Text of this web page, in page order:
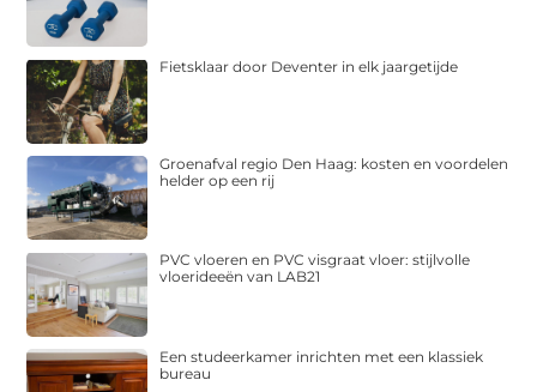
Fietsklaar door Deventer in elk jaargetijde
Groenafval regio Den Haag: kosten en voordelen
helder op een rij
PVC vloeren en PVC visgraat vloer: stijlvolle
vloerideeën van LAB21
Een studeerkamer inrichten met een klassiek
bureau